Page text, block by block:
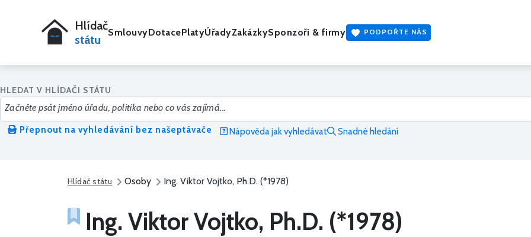
Hlídač
státu
SmlouvyDotacePlatyÚřadyZakázkySponzoři & firmy PODPOŘTE NÁS
HLEDAT V HLÍDAČI STÁTU
Přepnout na vyhledávání bez našeptávače Nápověda jak vyhledávat Snadné hledání
Hlídač státu Osoby Ing. Viktor Vojtko, Ph.D. (*1978)
Ing. Viktor Vojtko, Ph.D. (*1978)